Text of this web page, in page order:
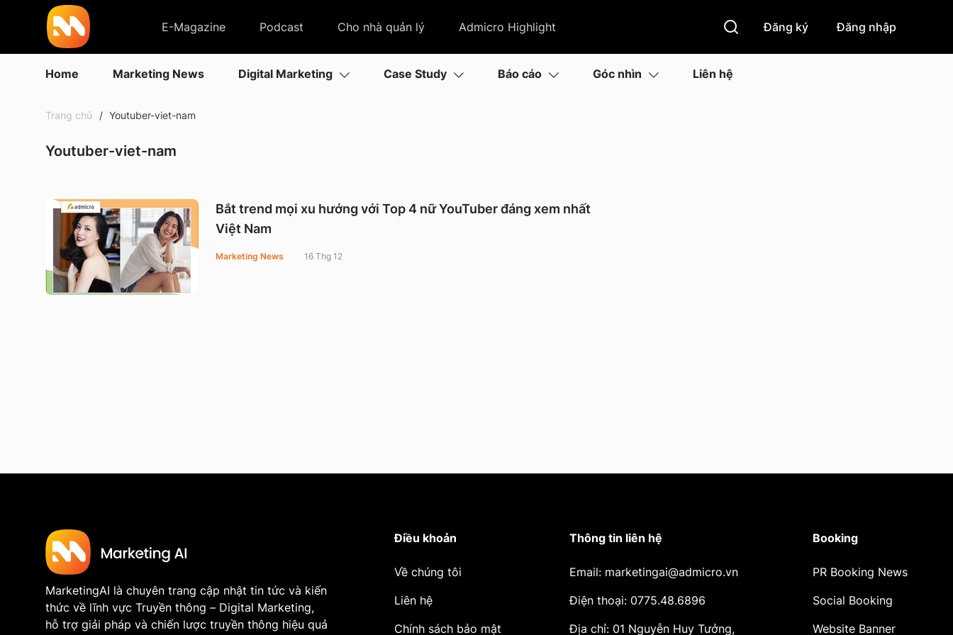
E-Magazine Podcast Cho nhà quản lý Admicro Highlight Đăng ký Đăng nhập
Home Marketing News Digital Marketing Case Study Báo cáo Góc nhìn Liên hệ
Trang chủ Youtuber-viet-nam
Youtuber-viet-nam
Bắt trend mọi xu hướng với Top 4 nữ YouTuber đáng xem nhất
Việt Nam
Marketing News 16 Thg 12
MarketingAI là chuyên trang cập nhật tin tức và kiến
thức về lĩnh vực Truyền thông – Digital Marketing,
hỗ trợ giải pháp và chiến lược truyền thông hiệu quả
Điều khoản
Về chúng tôi
Liên hệ
Chính sách bảo mật
Thông tin liên hệ
Email: marketingai@admicro.vn
Điện thoại: 0775.48.6896
Địa chỉ: 01 Nguyễn Huy Tưởng,
Booking
PR Booking News
Social Booking
Website Banner